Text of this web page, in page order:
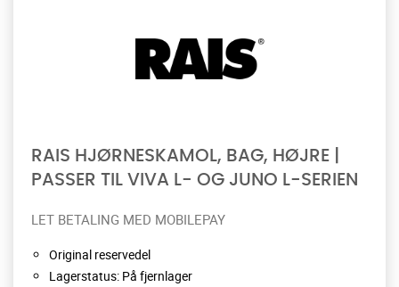
RAIS HJØRNESKAMOL, BAG, HØJRE |
PASSER TIL VIVA L- OG JUNO L-SERIEN
LET BETALING MED MOBILEPAY
Original reservedel
Lagerstatus: På fjernlager